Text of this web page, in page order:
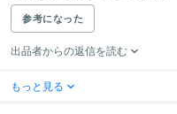
参考になった
出品者からの返信を読む
もっと見る